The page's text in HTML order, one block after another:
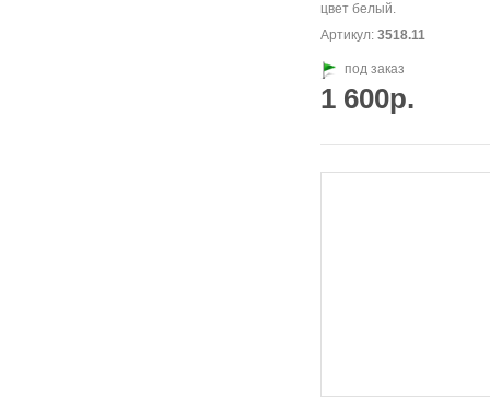
цвет белый.
Артикул: 3518.11
под заказ
1 600р.